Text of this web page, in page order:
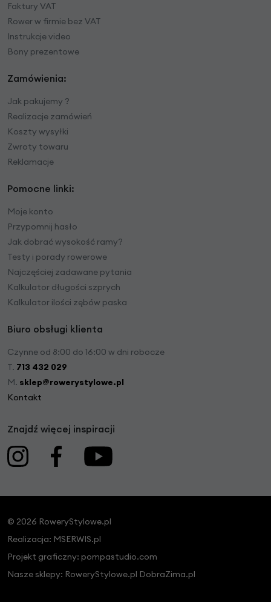
Faktury VAT
Rower w firmie bez VAT
Instrukcje video
Bony prezentowe
Zamówienia:
Jak pakujemy ?
Realizacje zamówień
Koszty wysyłki
Zwroty towaru
Reklamacje
Pomocne linki:
Moje konto
Przypomnij hasło
Jak dobrać wysokość ramy?
Testy i porady rowerowe
Najczęściej zadawane pytania
Kalkulator długości szprych
Kalkulator ilości zębów paska
Biuro obsługi klienta
Czynne od 8:00 do 16:00 w dni robocze
T. 713 432 029
M. sklep@rowerystylowe.pl
Kontakt
Znajdź więcej inspiracji
© 2026 RoweryStylowe.pl
Realizacja: MSERWIS.pl
Projekt graficzny: pompastudio.com
Nasze sklepy: RoweryStylowe.pl DobraZima.pl